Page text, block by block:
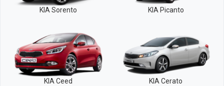
KIA Sorento KIA Picanto
KIA Ceed KIA Cerato